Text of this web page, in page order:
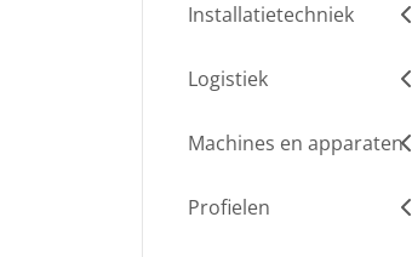
Installatietechniek
Logistiek
Machines en apparaten
Profielen